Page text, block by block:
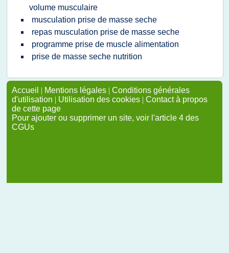
volume musculaire
musculation prise de masse seche
repas musculation prise de masse seche
programme prise de muscle alimentation
prise de masse seche nutrition
Accueil | Mentions légales | Conditions générales
d'utilisation | Utilisation des cookies | Contact à propos
de cette page
Pour ajouter ou supprimer un site, voir l'article 4 des
CGUs